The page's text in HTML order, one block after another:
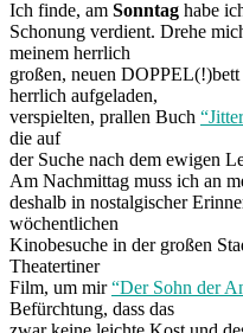
Ich finde, am Sonntag habe
Schonung verdient. Drehe
meinem herrlich
großen, neuen
herrlich aufgeladen,
verspielten, prallen Buch
die auf
der Suche nach dem ewigen
Am Nachmittag muss ich an
deshalb in nostalgischer
wöchentlichen
Kinobesuche in der großen
Theatertiner
Film, um mir“Der Sohn der
Befürchtung, dass das